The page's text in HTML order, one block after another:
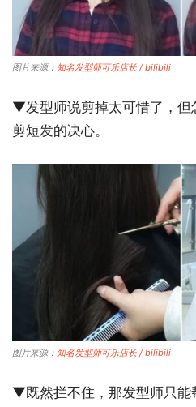
图片来源： 知名发型师可乐店长 / bilibili
▼发型师说剪掉太可惜了，但
剪短发的决心。
图片来源： 知名发型师可乐店长 / bilibili
▼既然拦不住，那发型师只能